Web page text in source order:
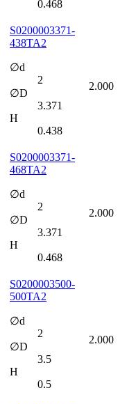
0.468
S0200003371-
438TA2
∅d
2
∅D
3.371
H
0.438
2.000
S0200003371-
468TA2
∅d
2
∅D
3.371
H
0.468
2.000
S0200003500-
500TA2
∅d
2
∅D
3.5
H
0.5
2.000